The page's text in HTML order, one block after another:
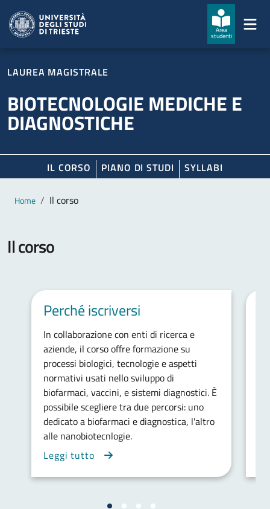
Area
studenti
LAUREA MAGISTRALE
BIOTECNOLOGIE MEDICHE E
DIAGNOSTICHE
IL CORSO PIANO DI STUDI SYLLABI
Contenuto principale
Breadcrumb
Home Il corso
Il corso
Perché iscriversi
In collaborazione con enti di ricerca e
aziende, il corso offre formazione su
processi biologici, tecnologie e aspetti
normativi usati nello sviluppo di
biofarmaci, vaccini, e sistemi diagnostici. È
possibile scegliere tra due percorsi: uno
dedicato a biofarmaci e diagnostica, l'altro
alle nanobiotecnlogie.
Leggi tutto